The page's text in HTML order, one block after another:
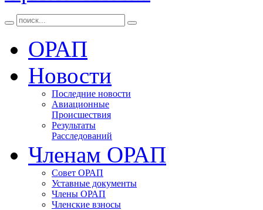
ОРАП
Новости
Последние новости
Авиационные
Происшествия
Результаты
Расследований
Членам ОРАП
Совет ОРАП
Уставные документы
Члены ОРАП
Членские взносы